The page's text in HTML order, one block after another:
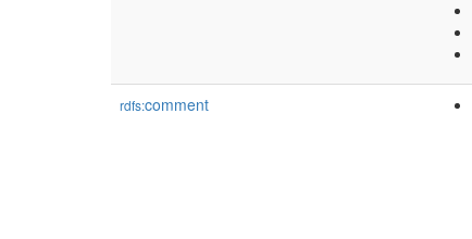
rdfs:comment